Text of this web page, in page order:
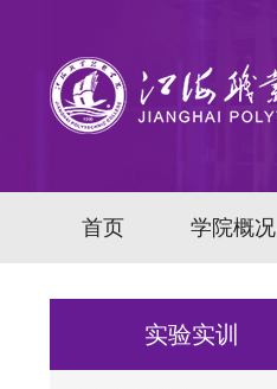
首页 学院概况
实验实训